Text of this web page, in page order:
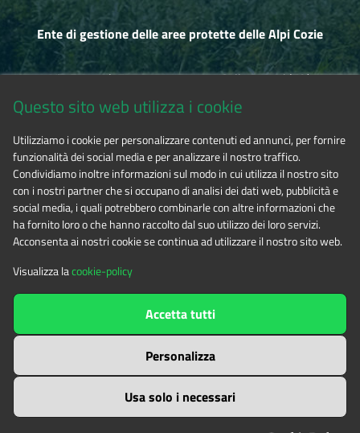
Ente di gestione delle aree protette delle Alpi Cozie
Via Fransuà Fontan, 1 - 10050 Salbertrand (TO)
Tel. 0122.854720
E-mailalpicozie@cert.ruparpiemonte.it
The contents of this websitebyEnte di gestione delle aree
protette delle Alpi Cozieis licensed under
Attribution-NonCommercial-NoDerivatives 4.0 International
Questo sito web utilizza i cookie
Utilizziamo i cookie per personalizzare contenuti ed annunci, per fornire
funzionalità dei social media e per analizzare il nostro traffico.
Condividiamo inoltre informazioni sul modo in cui utilizza il nostro sito
con i nostri partner che si occupano di analisi dei dati web, pubblicità e
social media, i quali potrebbero combinarle con altre informazioni che
ha fornito loro o che hanno raccolto dal suo utilizzo dei loro servizi.
Acconsenta ai nostri cookie se continua ad utilizzare il nostro sito web.
Visualizza lacookie-policy
Usa solo i necessari
Personalizza
Accetta tutti